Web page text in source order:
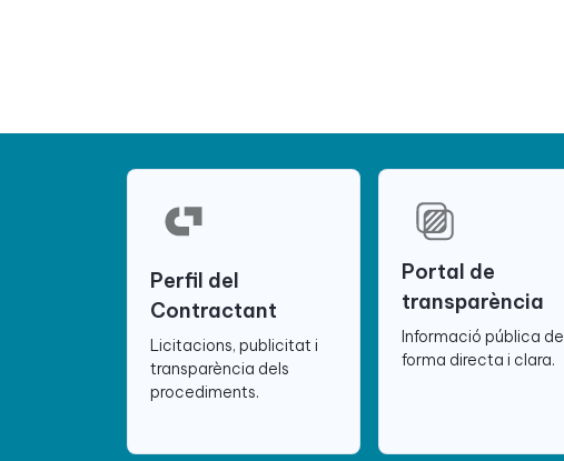
Perfil del
Contractant
Licitacions, publicitat i
transparència dels
procediments.
Portal de
transparència
Informació pública de
forma directa i clara.